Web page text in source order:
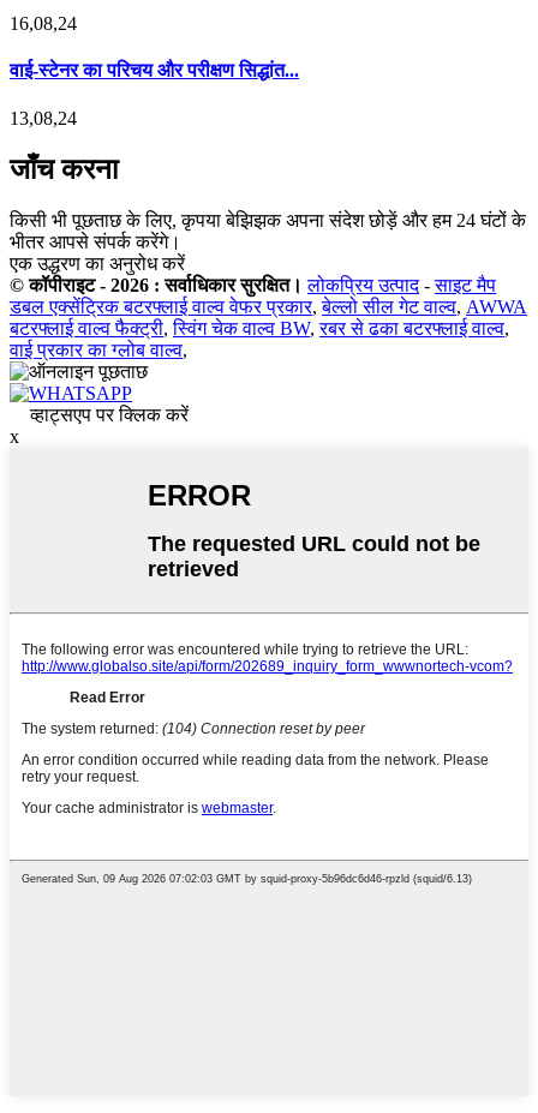
16,08,24
वाई-स्टेनर का परिचय और परीक्षण सिद्धांत...
13,08,24
जाँच करना
किसी भी पूछताछ के लिए, कृपया बेझिझक अपना संदेश छोड़ें और हम 24 घंटों के
भीतर आपसे संपर्क करेंगे।
एक उद्धरण का अनुरोध करें
© कॉपीराइट - 2026 : सर्वाधिकार सुरक्षित। लोकप्रिय उत्पाद-साइट मैप
डबल एक्सेंट्रिक बटरफ्लाई वाल्व वेफर प्रकार,बेल्लो सील गेट वाल्व, AWWA
बटरफ्लाई वाल्व फैक्ट्री,स्विंग चेक वाल्व BW,रबर से ढका बटरफ्लाई वाल्व,
वाई प्रकार का ग्लोब वाल्व,
व्हाट्सएप पर क्लिक करें
x